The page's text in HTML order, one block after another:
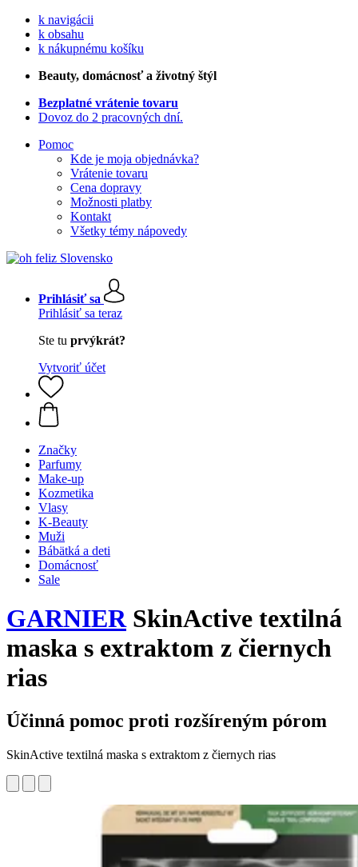
k navigácii
k obsahu
k nákupnému košíku
Beauty, domácnosť a životný štýl
Bezplatné vrátenie tovaru
Dovoz do 2 pracovných dní.
Pomoc
Kde je moja objednávka?
Vrátenie tovaru
Cena dopravy
Možnosti platby
Kontakt
Všetky témy nápovedy
Prihlásiť sa
Prihlásiť sa teraz
Ste tu prvýkrát?
Vytvoriť účet
Značky
Parfumy
Make-up
Kozmetika
Vlasy
K-Beauty
Muži
Bábätká a deti
Domácnosť
Sale
GARNIERSkinActive textilná
maska s extraktom z čiernych
rias
Účinná pomoc proti rozšíreným pórom
SkinActive textilná maska s extraktom z čiernych rias